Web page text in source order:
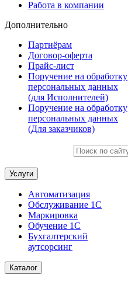
Работа в компании
Дополнительно
Партнёрам
Договор-оферта
Прайс-лист
Поручение на обработку
персональных данных
(для Исполнителей)
Поручение на обработку
персональных данных
(Для заказчиков)
Услуги
Автоматизация
Обслуживание 1С
Маркировка
Обучение 1С
Бухгалтерский
аутсорсинг
Каталог